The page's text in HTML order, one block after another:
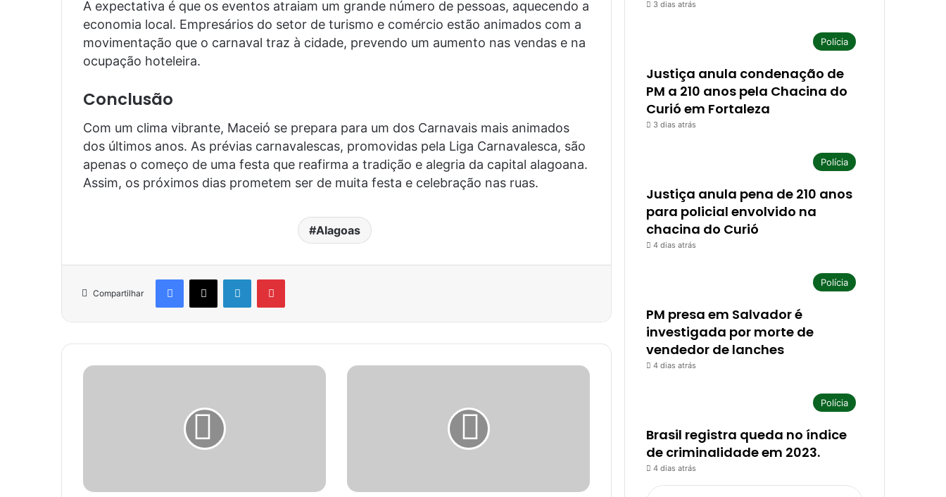
A expectativa é que os eventos atraiam um grande número de pessoas, aquecendo a
economia local. Empresários do setor de turismo e comércio estão animados com a
movimentação que o carnaval traz à cidade, prevendo um aumento nas vendas e na
ocupação hoteleira.
Conclusão
Com um clima vibrante, Maceió se prepara para um dos Carnavais mais animados
dos últimos anos. As prévias carnavalescas, promovidas pela Liga Carnavalesca, são
apenas o começo de uma festa que reafirma a tradição e alegria da capital alagoana.
Assim, os próximos dias prometem ser de muita festa e celebração nas ruas.
Alagoas
Compartilhar
Facebook
X LinkedinPinterest
3 dias atrás
Polícia
Justiça anula condenação de
PM a 210 anos pela Chacina do
Curió em Fortaleza
3 dias atrás
Polícia
Justiça anula pena de 210 anos
para policial envolvido na
chacina do Curió
4 dias atrás
Polícia
PM presa em Salvador é
investigada por morte de
vendedor de lanches
4 dias atrás
Polícia
Brasil registra queda no índice
de criminalidade em 2023.
4 dias atrás